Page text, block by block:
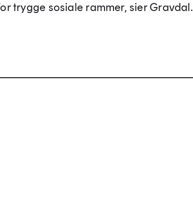
trygge sosiale rammer, sier Gravdal.